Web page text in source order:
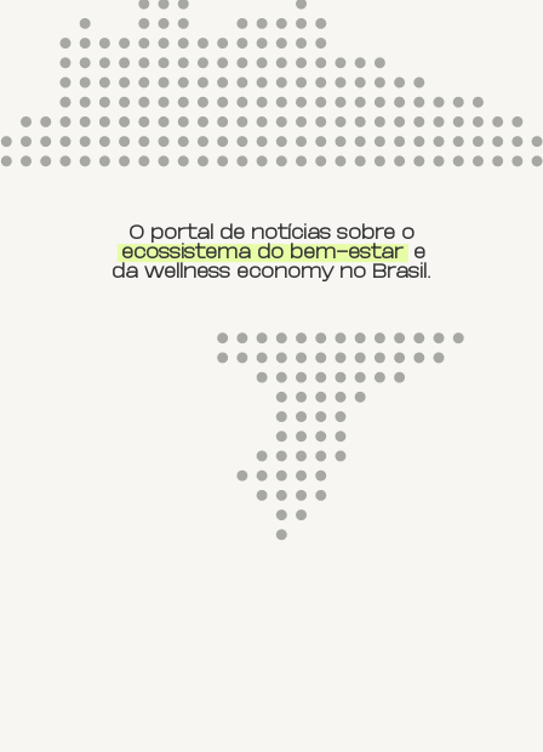
O portal de notícias sobre o
ecossistema do bem-estar
e
da wellness economy no Brasil.